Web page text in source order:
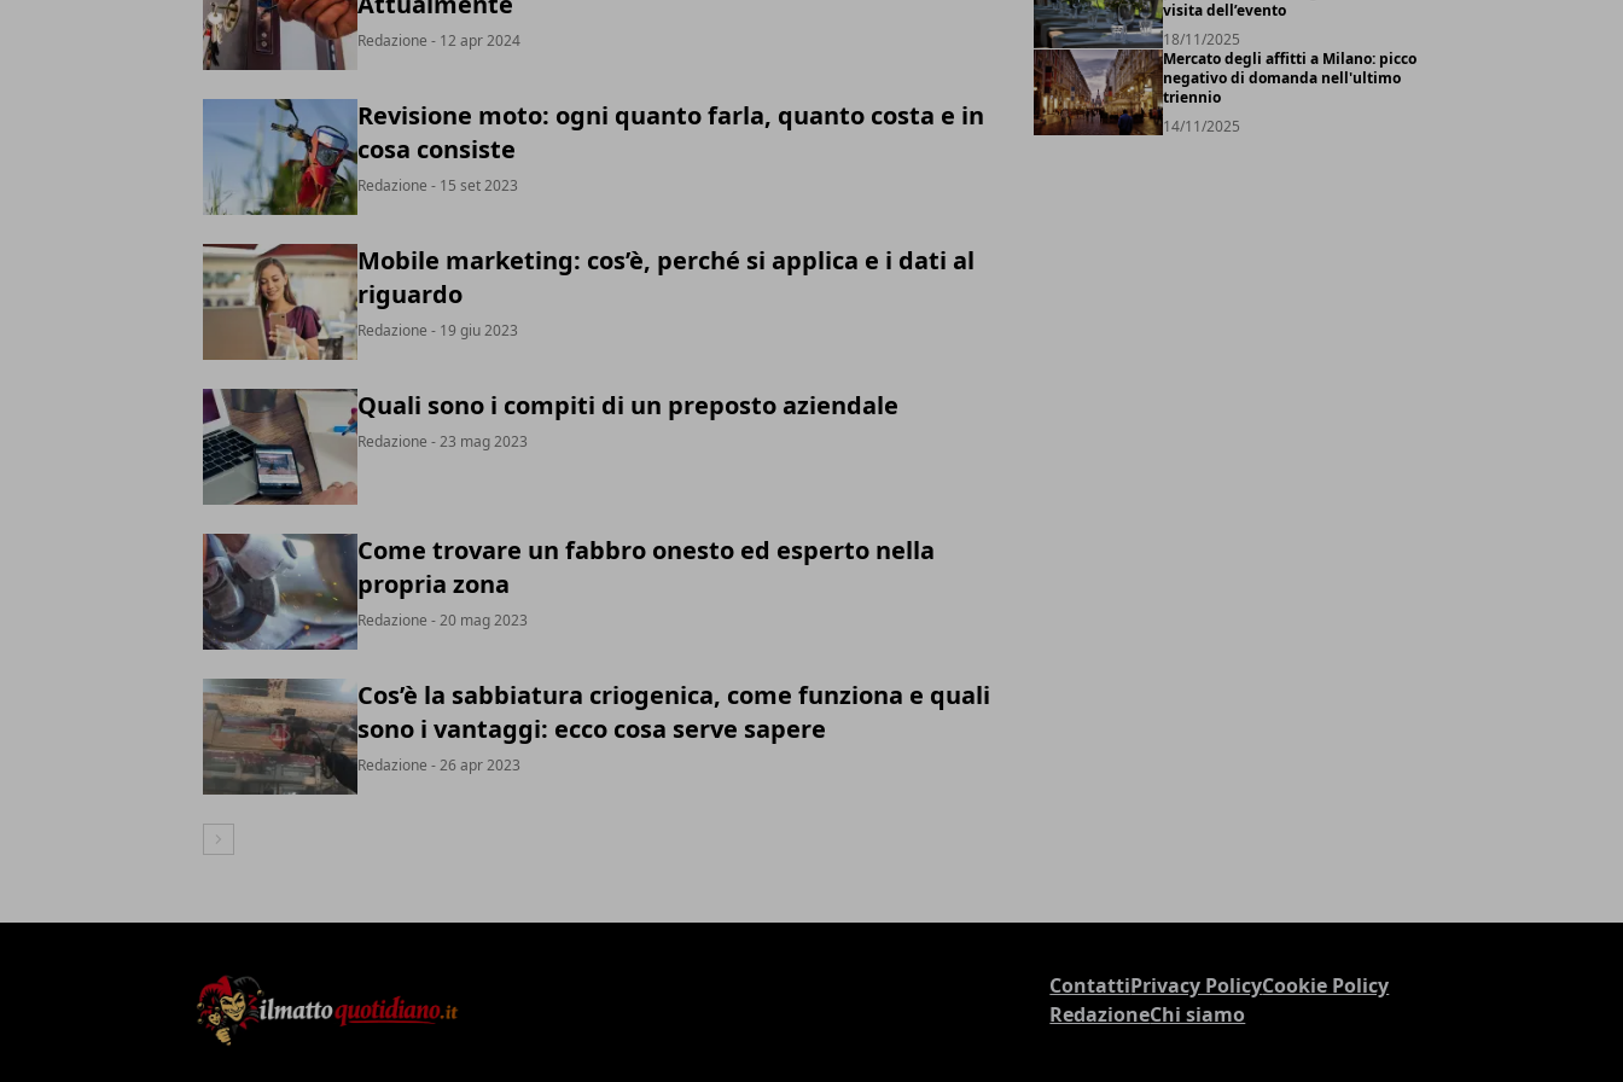
Redazione - 12 apr 2024
Revisione moto: ogni quanto farla, quanto costa e in
cosa consiste
Redazione - 15 set 2023
Mobile marketing: cos’è, perché si applica e i dati al
riguardo
Redazione - 19 giu 2023
Quali sono i compiti di un preposto aziendale
Redazione - 23 mag 2023
Come trovare un fabbro onesto ed esperto nella
propria zona
Redazione - 20 mag 2023
Cos’è la sabbiatura criogenica, come funziona e quali
sono i vantaggi: ecco cosa serve sapere
Redazione - 26 apr 2023
Articolo Successivo
visita dell’evento
18/11/2025
Mercato degli affitti a Milano: picco
negativo di domanda nell'ultimo
triennio
14/11/2025
ContattiPrivacy PolicyCookie Policy
RedazioneChi siamo